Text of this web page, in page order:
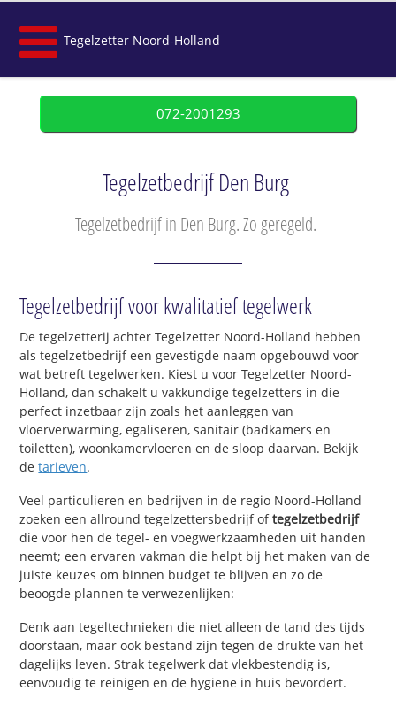
Tegelzetter Noord-Holland
072-2001293
Tegelzetbedrijf Den Burg
Tegelzetbedrijf in Den Burg. Zo geregeld.
Tegelzetbedrijf voor kwalitatief tegelwerk
De tegelzetterij achter Tegelzetter Noord-Holland hebben
als tegelzetbedrijf een gevestigde naam opgebouwd voor
wat betreft tegelwerken. Kiest u voor Tegelzetter Noord-
Holland, dan schakelt u vakkundige tegelzetters in die
perfect inzetbaar zijn zoals het aanleggen van
vloerverwarming, egaliseren, sanitair (badkamers en
toiletten), woonkamervloeren en de sloop daarvan. Bekijk
detarieven.
Veel particulieren en bedrijven in de regio Noord-Holland
zoeken een allround tegelzettersbedrijf oftegelzetbedrijf
die voor hen de tegel- en voegwerkzaamheden uit handen
neemt; een ervaren vakman die helpt bij het maken van de
juiste keuzes om binnen budget te blijven en zo de
beoogde plannen te verwezenlijken:
Denk aan tegeltechnieken die niet alleen de tand des tijds
doorstaan, maar ook bestand zijn tegen de drukte van het
dagelijks leven. Strak tegelwerk dat vlekbestendig is,
eenvoudig te reinigen en de hygiëne in huis bevordert.